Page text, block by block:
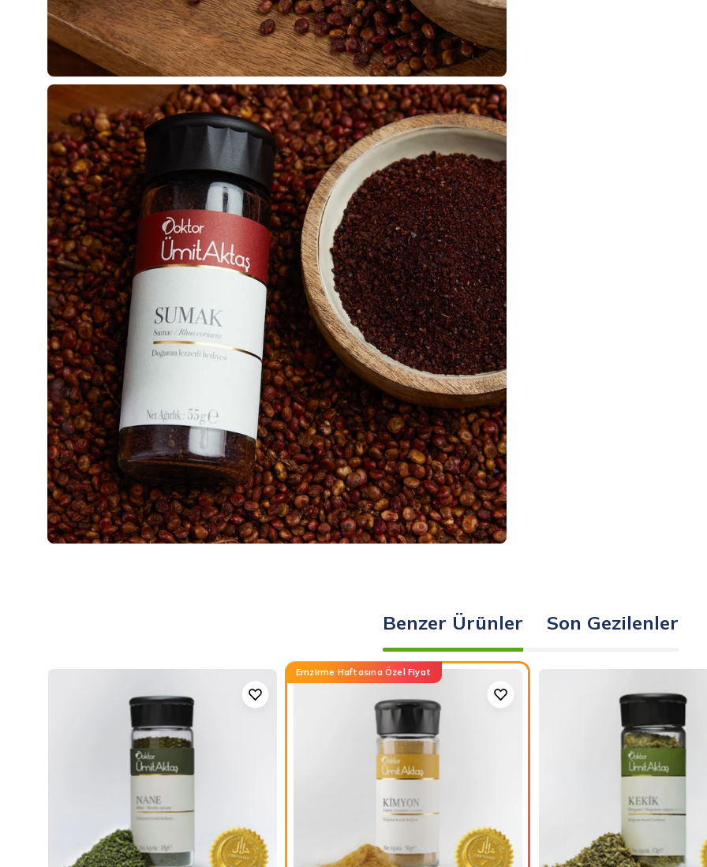
Görseli
Benzer Ürünler Son Gezilenler
-
Sertifikalı
Temiz
Emzirme Haftasına Özel Fiyat
Kimyon
-
Helal
Sertifikalı
-
Temiz
Baharat
Kekik
Helal
-
Temiz
Baharat